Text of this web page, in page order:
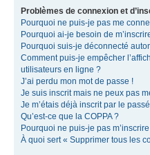
Problèmes de connexion et
Pourquoi ne puis-je pas me
Pourquoi ai-je besoin de
Pourquoi suis-je déconnecté
Comment puis-je empêcher
utilisateurs en ligne ?
J’ai perdu mon mot de passe !
Je suis inscrit mais ne peux pas
Je m’étais déjà inscrit par le
Qu’est-ce que la COPPA ?
Pourquoi ne puis-je pas
À quoi sert « Supprimer tous les